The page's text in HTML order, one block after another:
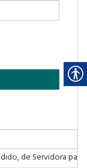
de Servidora